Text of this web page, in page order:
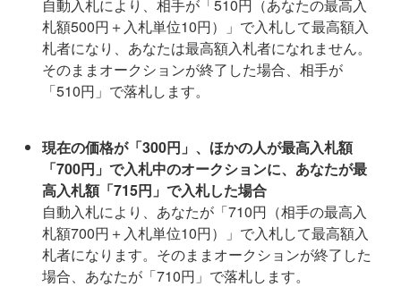
自動入札により、相手が「510円（あなたの最高入
札額500円＋入札単位10円）」で入札して最高額入
札者になり、あなたは最高額入札者になれません。
そのままオークションが終了した場合、相手が
「510円」で落札します。
現在の価格が「300円」、ほかの人が最高入札額
「700円」で入札中のオークションに、あなたが最
高入札額「715円」で入札した場合
自動入札により、あなたが「710円（相手の最高入
札額700円＋入札単位10円）」で入札して最高額入
札者になります。そのままオークションが終了した
場合、あなたが「710円」で落札します。